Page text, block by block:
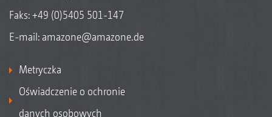
Faks: +49 (0)5405 501-147
E-mail: amazone@amazone.de
Metryczka
Oświadczenie o ochronie
danych osobowych